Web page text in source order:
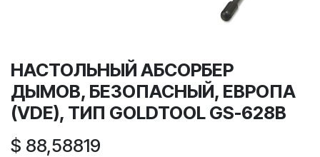
НАСТОЛЬНЫЙ АБСОРБЕР
ДЫМОВ, БЕЗОПАСНЫЙ, ЕВРОПА
(VDE), ТИП GOLDTOOL GS-628B
$ 88,58819